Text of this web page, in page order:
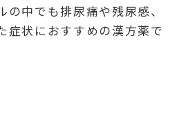
中でも排尿痛や残尿感、
症状におすすめの漢方薬で